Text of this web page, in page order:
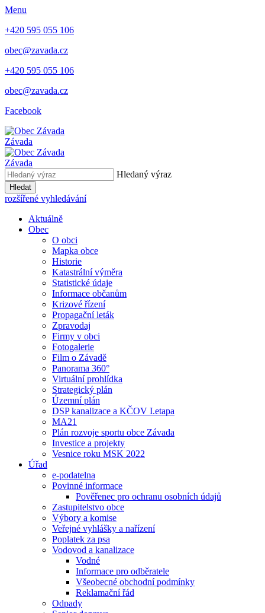
Menu
+420 595 055 106
obec@zavada.cz
+420 595 055 106
obec@zavada.cz
Facebook
Závada
Závada
Hledaný výraz
Hledat
rozšířené vyhledávání
Aktuálně
Obec
O obci
Mapka obce
Historie
Katastrální výměra
Statistické údaje
Informace občanům
Krizové řízení
Propagační leták
Zpravodaj
Firmy v obci
Fotogalerie
Film o Závadě
Panorama 360°
Virtuální prohlídka
Strategický plán
Územní plán
DSP kanalizace a KČOV I.etapa
MA21
Plán rozvoje sportu obce Závada
Investice a projekty
Vesnice roku MSK 2022
Úřad
e-podatelna
Povinné informace
Pověřenec pro ochranu osobních údajů
Zastupitelstvo obce
Výbory a komise
Veřejné vyhlášky a nařízení
Poplatek za psa
Vodovod a kanalizace
Vodné
Informace pro odběratele
Všeobecné obchodní podmínky
Reklamační řád
Odpady